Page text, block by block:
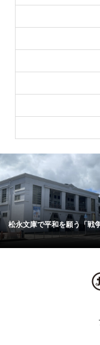
松永文庫で平和を願う「戦